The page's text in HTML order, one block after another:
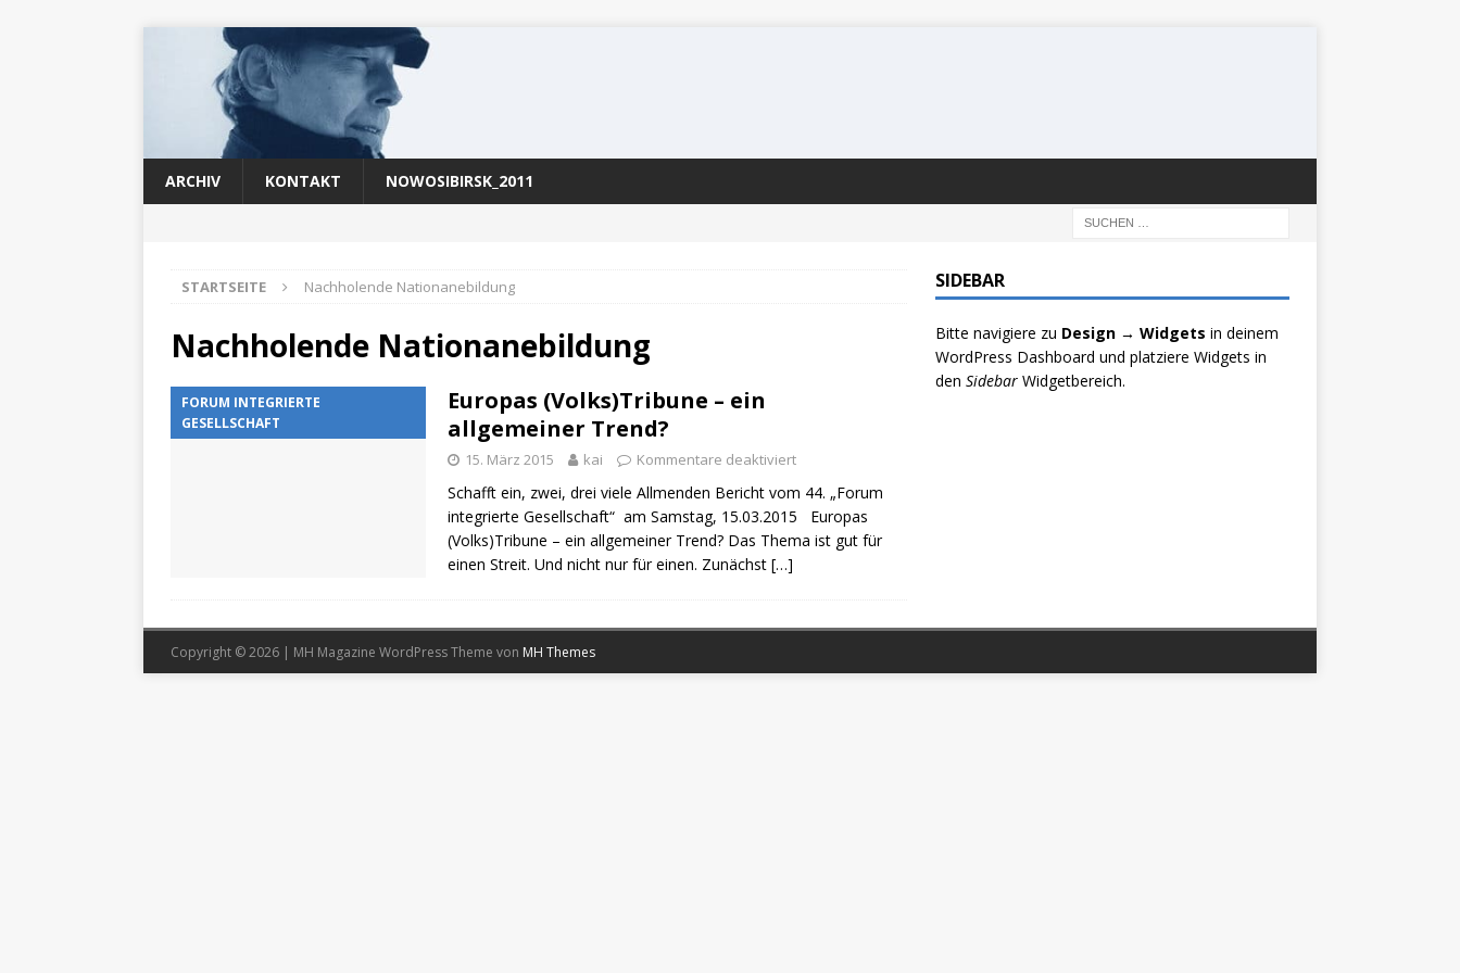
ARCHIV KONTAKT NOWOSIBIRSK_2011
STARTSEITE Nachholende Nationanebildung
Nachholende Nationanebildung
FORUM INTEGRIERTE
GESELLSCHAFT
Europas (Volks)Tribune – ein
allgemeiner Trend?
15. März 2015 kai Kommentare deaktiviert
Schafft ein, zwei, drei viele Allmenden Bericht vom 44. „Forum
integrierte Gesellschaft“ am Samstag, 15.03.2015 Europas
(Volks)Tribune – ein allgemeiner Trend? Das Thema ist gut für
einen Streit. Und nicht nur für einen. Zunächst […]
SIDEBAR
Bitte navigiere zu Design → Widgets in deinem
WordPress Dashboard und platziere Widgets in
den SidebarWidgetbereich.
Copyright © 2026 | MH Magazine WordPress Theme von MH Themes